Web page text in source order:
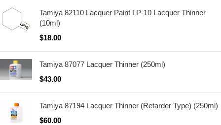
Tamiya 82110 Lacquer Paint LP-10 Lacquer Thinner
(10ml)
$18.00
Tamiya 87077 Lacquer Thinner (250ml)
$43.00
Tamiya 87194 Lacquer Thinner (Retarder Type) (250ml)
$60.00